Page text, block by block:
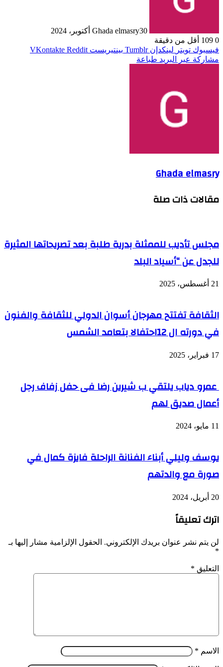
Ghada elmasry30 أكتوبر، 2024
0
أقل من دقيقة
فيسبوك تويتر لينكدإن بينتيريست
مشاركة عبر البريد طباعة
Ghada elmasry
مقالات ذات صلة
مجلس تأديب للممثلة بدرية طلبة بعد تصريحاتها المثيرة
للجدل عن “أسياد البلد
21 أغسطس، 2025
الثقافة تفتتح مهرجان أسوان الدولي للثقافة والفنون
في دورته ال 12احتفالا بتعامد الشمس
17 فبراير، 2025
عمرو دياب يلتقي ب شيرين رضا فى حفل زفاف رجل
أعمال صديق لهم
11 مايو، 2024
يوسف وليلي أبناء الفنانة الراحلة فايزة كمال في
صورة مع والدتهم
20 أبريل، 2024
اترك تعليقاً
لن يتم نشر عنوان بريدك الإلكتروني. الحقول الإلزامية مشار إليها بـ
*
التعليق *
الاسم *